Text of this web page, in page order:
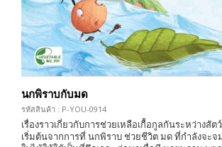
นกพิราบกับมด
รหัสสินค้า : P-YOU-0914
เรื่องราวเกี่ยวกับการช่วยเหลือเกื้อกูลกันระหว่างสั
เริ่มต้นจากการที่ นกพิราบ ช่วยชีวิต มด ที่กำลังจะจ